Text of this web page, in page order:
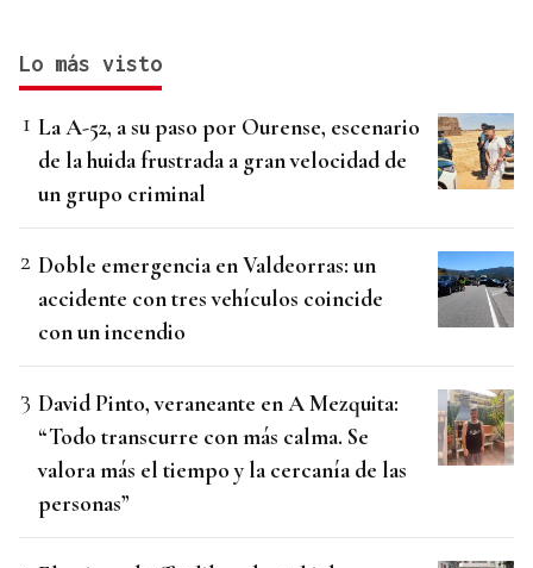
Lo más visto
La A-52, a su paso por Ourense, escenario
de la huida frustrada a gran velocidad de
un grupo criminal
Doble emergencia en Valdeorras: un
accidente con tres vehículos coincide
con un incendio
David Pinto, veraneante en A Mezquita:
“Todo transcurre con más calma. Se
valora más el tiempo y la cercanía de las
personas”